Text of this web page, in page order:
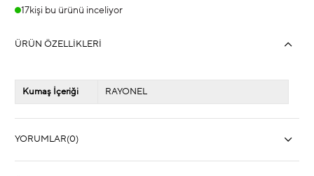
17kişi bu ürünü inceliyor
ÜRÜN ÖZELLIKLERI
Kumaş İçeriği RAYONEL
YORUMLAR(0)